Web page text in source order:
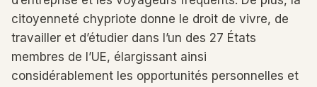
citoyenneté chypriote donne le droit de vivre, de
travailler et d’étudier dans l’un des 27 États
membres de l’UE, élargissant ainsi
considérablement les opportunités personnelles et